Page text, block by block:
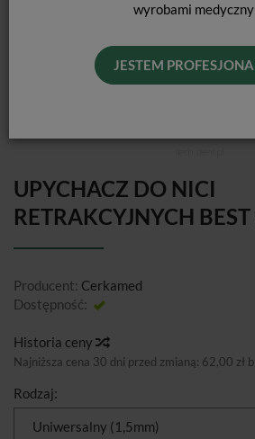
wyrobami
JESTEM
UPYCHACZ DO NICI
RETRAKCYJNYCH
Producent: Cerkamed
Dostępność:
Historia ceny
Najniższa cena 30 dni przed zmianą: 62,00 zł
Rodzaj:
Uniwersalny (1,5mm)